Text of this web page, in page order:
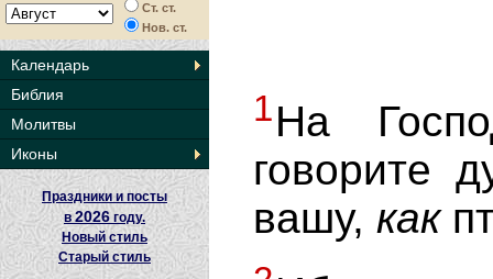
Ст. ст.
Нов. ст.
Календарь
Библия
Молитвы
Иконы
Праздники и посты
в2026 году.
Новый стиль
Старый стиль
1На
говорите
вашу, как